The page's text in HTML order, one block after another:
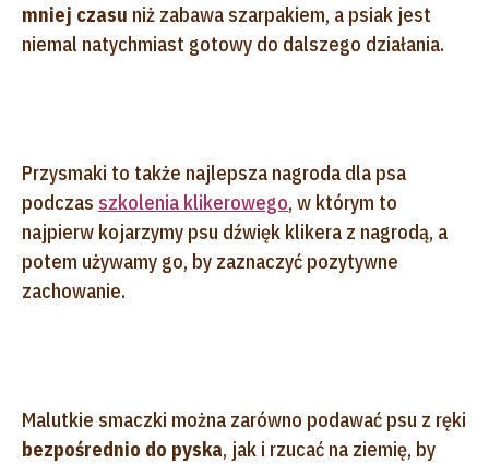
mniej czasu niż zabawa szarpakiem, a psiak jest
niemal natychmiast gotowy do dalszego działania.
Przysmaki to także najlepsza nagroda dla psa
podczas szkolenia klikerowego, w którym to
najpierw kojarzymy psu dźwięk klikera z nagrodą, a
potem używamy go, by zaznaczyć pozytywne
zachowanie.
Malutkie smaczki można zarówno podawać psu z ręki
bezpośrednio do pyska, jak i rzucać na ziemię, by